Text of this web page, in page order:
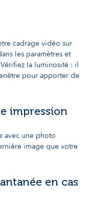
cadrage vidéo sur
les paramètres et
la luminosité : il
pour apporter de
impression
avec une photo
image que votre
en cas